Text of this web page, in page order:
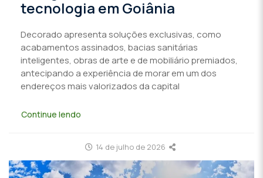
tecnologia em Goiânia
Decorado apresenta soluções exclusivas, como
acabamentos assinados, bacias sanitárias
inteligentes, obras de arte e de mobiliário premiados,
antecipando a experiência de morar em um dos
endereços mais valorizados da capital
Continue lendo
14 de julho de 2026